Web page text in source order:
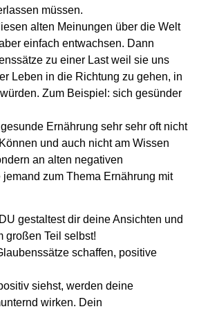
müssen.
alten Meinungen über die Welt
einfach entwachsen. Dann
zu einer Last weil sie uns
Leben in die Richtung zu gehen, in
Zum Beispiel: sich gesünder
Ernährung sehr sehr oft nicht
und auch nicht am Wissen
an alten negativen
zum Thema Ernährung mit
gestaltest dir deine Ansichten und
großen Teil selbst!
schaffen, positive
siehst, werden deine
wirken. Dein